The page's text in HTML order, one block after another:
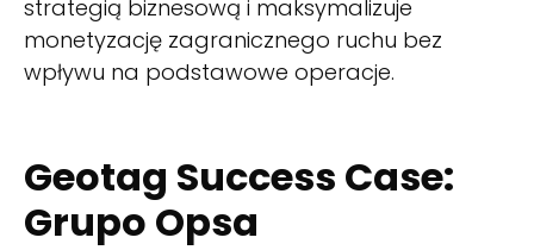
strategią biznesową i maksymalizuje
monetyzację zagranicznego ruchu bez
wpływu na podstawowe operacje.
Geotag Success Case:
Grupo Opsa